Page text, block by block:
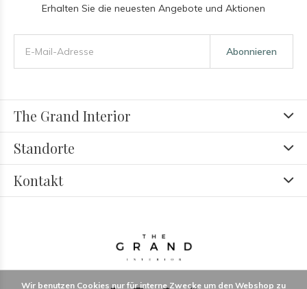
Erhalten Sie die neuesten Angebote und Aktionen
Abonnieren
The Grand Interior
Standorte
Kontakt
Wir benutzen Cookies nur für interne Zwecke um den Webshop zu